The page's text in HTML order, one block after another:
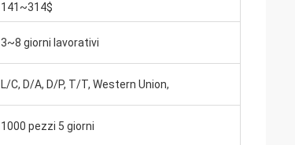
141~314$
3~8 giorni lavorativi
L/C, D/A, D/P, T/T, Western Union,
1000 pezzi 5 giorni